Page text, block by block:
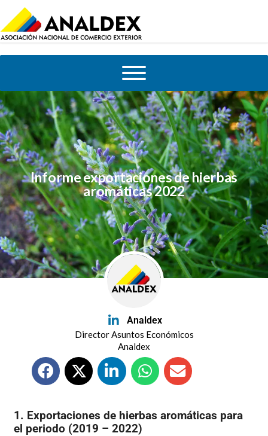
Informe exportaciones de hierbas
aromáticas 2022
Analdex
Director Asuntos Económicos
Analdex
1. Exportaciones de hierbas aromáticas para
el periodo (2019 – 2022)